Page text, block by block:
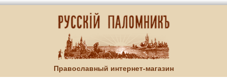
Православный интернет-магазин